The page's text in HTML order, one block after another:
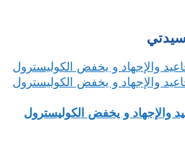
سيدتي
والإجهاد و يخفض الكوليسترول